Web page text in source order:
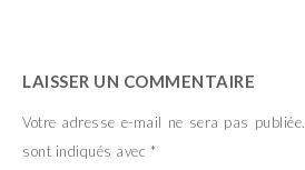
LAISSER UN COMMENTAIRE
Votre adresse e-mail ne sera pas publiée.
sont indiqués avec *